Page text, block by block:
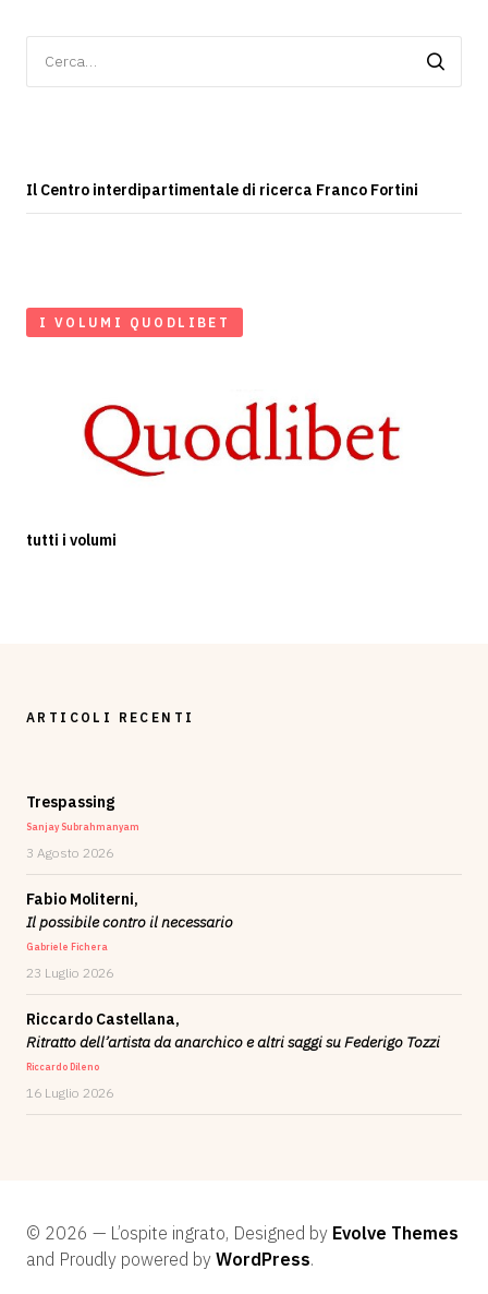
per:
Il Centro interdipartimentale di ricerca Franco Fortini
I VOLUMI QUODLIBET
tutti i volumi
ARTICOLI RECENTI
Trespassing
Sanjay Subrahmanyam
3 Agosto 2026
Fabio Moliterni,
Il possibile contro il necessario
Gabriele Fichera
23 Luglio 2026
Riccardo Castellana,
Ritratto dell’artista da anarchico e altri saggi su Federigo Tozzi
Riccardo Dileno
16 Luglio 2026
© 2026 — L’ospite ingrato, Designed by Evolve Themes
and Proudly powered by WordPress.